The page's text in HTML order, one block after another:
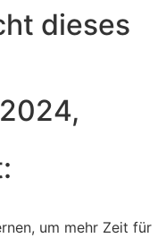
dieses
um mehr Zeit für